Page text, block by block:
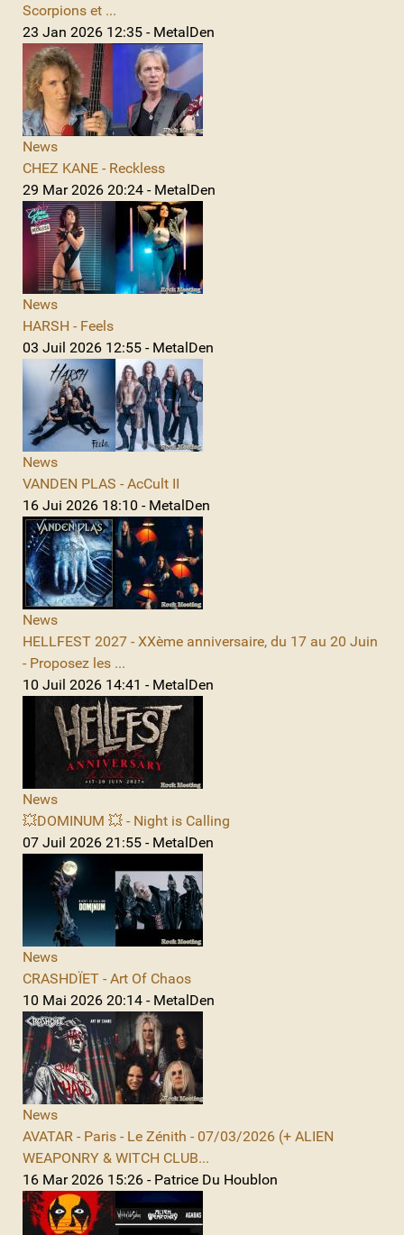
Scorpions et ...
23 Jan 2026 12:35 - MetalDen
News
CHEZ KANE - Reckless
29 Mar 2026 20:24 - MetalDen
News
HARSH - Feels
03 Juil 2026 12:55 - MetalDen
News
VANDEN PLAS - AcCult II
16 Jui 2026 18:10 - MetalDen
News
HELLFEST 2027 - XXème anniversaire, du 17 au 20 Juin
- Proposez les ...
10 Juil 2026 14:41 - MetalDen
News
💥DOMINUM 💥 - Night is Calling
07 Juil 2026 21:55 - MetalDen
News
CRASHDÏET - Art Of Chaos
10 Mai 2026 20:14 - MetalDen
News
AVATAR - Paris - Le Zénith - 07/03/2026 (+ ALIEN
WEAPONRY & WITCH CLUB...
16 Mar 2026 15:26 - Patrice Du Houblon